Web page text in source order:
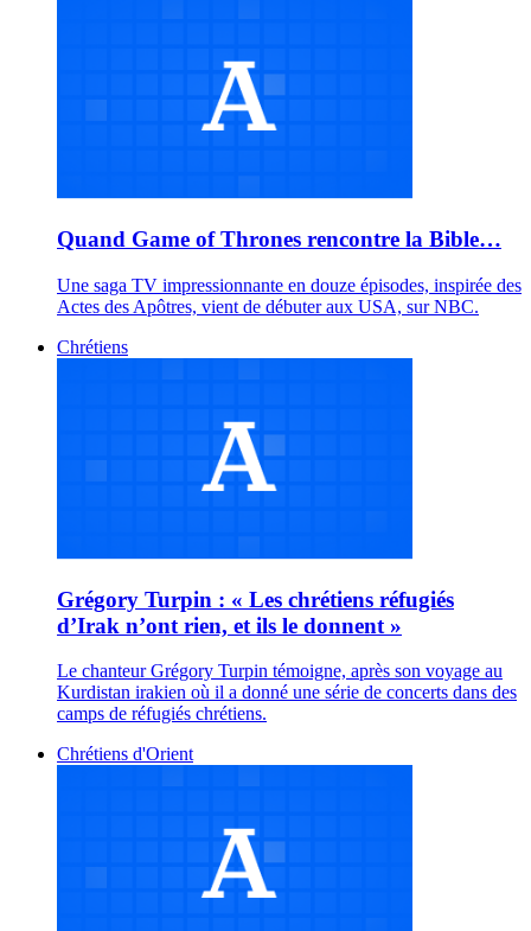
Quand Game of Thrones rencontre la Bible…
Une saga TV impressionnante en douze épisodes, inspirée des
Actes des Apôtres, vient de débuter aux USA, sur NBC.
Chrétiens
Grégory Turpin : « Les chrétiens réfugiés
d’Irak n’ont rien, et ils le donnent »
Le chanteur Grégory Turpin témoigne, après son voyage au
Kurdistan irakien où il a donné une série de concerts dans des
camps de réfugiés chrétiens.
Chrétiens d'Orient